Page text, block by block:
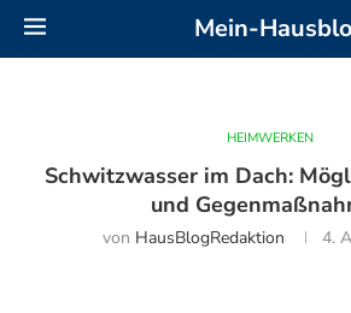
Mein-
HEIMWERKEN
Schwitzwasser im Dach:
und
von HausBlogRedaktion 4.